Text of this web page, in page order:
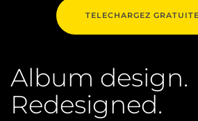
TELECHARGEZ
Album design.
Redesigned.